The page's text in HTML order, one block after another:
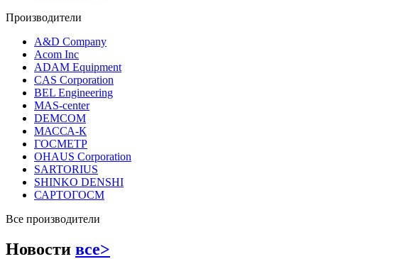
Производители
A&D Company
Acom Inc
ADAM Equipment
CAS Corporation
BEL Engineering
MAS-center
DEMCOM
МАССА-К
ГОСМЕТР
OHAUS Corporation
SARTORIUS
SHINKO DENSHI
САРТОГОСМ
Все производители
Новости все>